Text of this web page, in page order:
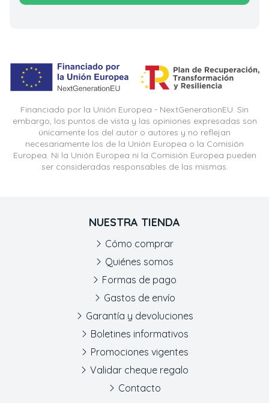
Financiado por la Unión Europea - NextGenerationEU. Sin
embargo, los puntos de vista y las opiniones expresadas son
únicamente los del autor o autores y no reflejan
necesariamente los de la Unión Europea o la Comisión
Europea. Ni la Unión Europea ni la Comisión Europea pueden
ser consideradas responsables de las mismas.
NUESTRA TIENDA
Cómo comprar
Quiénes somos
Formas de pago
Gastos de envío
Garantía y devoluciones
Boletines informativos
Promociones vigentes
Validar cheque regalo
Contacto